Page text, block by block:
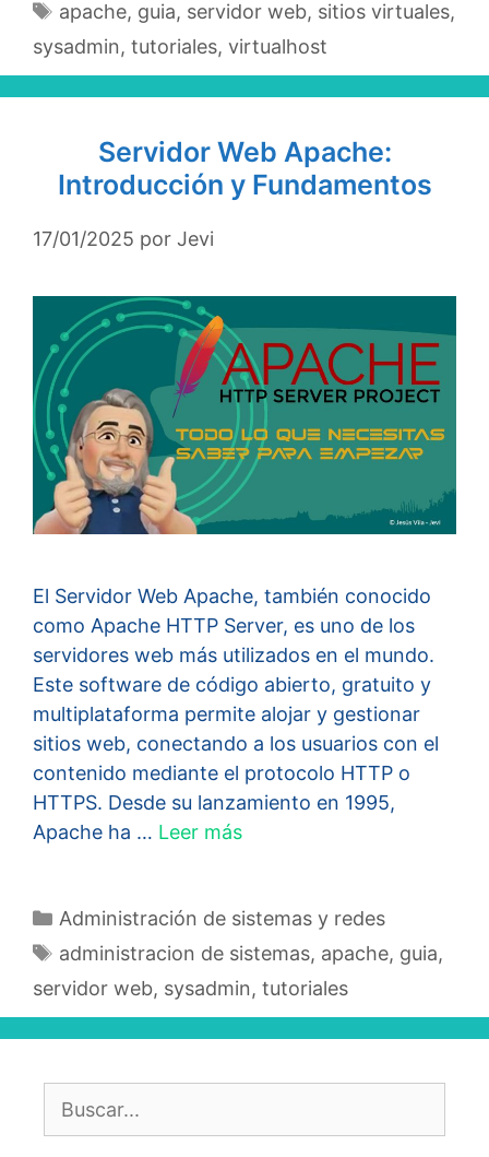
Etiquetas
apache, guia, servidor web, sitios virtuales,
sysadmin, tutoriales, virtualhost
Servidor Web Apache:
Introducción y Fundamentos
17/01/2025 por Jevi
El Servidor Web Apache, también conocido
como Apache HTTP Server, es uno de los
servidores web más utilizados en el mundo.
Este software de código abierto, gratuito y
multiplataforma permite alojar y gestionar
sitios web, conectando a los usuarios con el
contenido mediante el protocolo HTTP o
HTTPS. Desde su lanzamiento en 1995,
Apache ha … Leer más
Categorías
Administración de sistemas y redes
Etiquetas
administracion de sistemas, apache, guia,
servidor web, sysadmin, tutoriales